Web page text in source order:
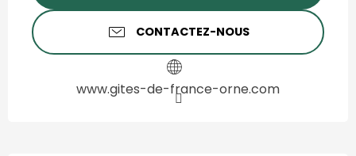
CONTACTEZ-NOUS
www.gites-de-france-orne.com